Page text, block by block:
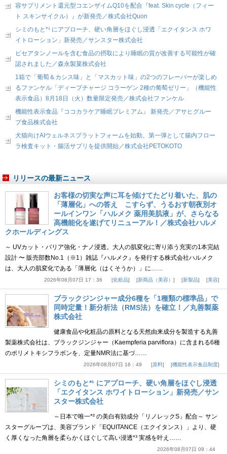
容サプリメント還元型コエンザイムQ10を配合『feat. Skin cycle（フィー
ト スキンサイクル）』が新発売／株式会社Quon
シミのもと*¹ にアプローチ、硬い角層をほぐし浸透「エクイタンス ホワ
イトローション」新発売／サンスター株式会社
ピセアタンノールを含む食品の摂取により睡眠の質が改善する可能性が確
認されました／森永製菓株式会社
1箱で「葡萄＆カシス味」と「マスカット味」の2つのフレーバーが楽しめ
るファンケル「ディープチャージ コラーゲン 2種の葡萄ゼリー」（機能性
表示食品）8月18日（火）数量限定発売／株式会社ファンケル
機能性表示食品『ココカラケア睡眠プレミアム』 新発売／アサヒグルー
プ食品株式会社
犬猫向けAIウェルネスプラットフォームを始動。第一弾として腸内フロー
ラ検査キット・腸活サプリを提供開始／株式会社PETOKOTO
リリースの最新ニュース
お客様の切実な声に耳を傾けてたどり着いた、肌の
「薄層化」への答え こすらず、うるおす朝夜別オ
ールインワン「ハルメク 薬用美肌液」が、さらなる
高機能化を遂げてリニューアル！／株式会社ハルメ
クホールディングス
～ UVカット・バリア強化・ナノ浸透。大人の肌変化に寄り添う充実の1本完結
設計 〜 販売部数No.1（※1）雑誌『ハルメク』を発行する株式会社ハルメク
は、大人の肌変化である「薄層化（はくそうか）」に……
2026年08月07日 17：36 化粧品 新商品（美容） 新製品 美容
ブラックジンジャー成分6種を「1種類の標準品」で
同時定量！新分析法（RMS法）を確立！／丸善製薬
株式会社
健康食品や化粧品の原料となる天然由来成分を製造する丸善
製薬株式会社は、ブラックジンジャー（Kaempferia parviflora）に含まれる6種
のポリメトキシフラボンを、定量NMR法に基づ……
2026年08月07日 16：49 原料 機能性表示食品制度
シミのもと*¹ にアプローチ、硬い角層をほぐし浸透
「エクイタンス ホワイトローション」新発売／サン
スター株式会社
～日本で唯一*² の美白有効成分「リノレックS」配合～ サン
スターグループは、美容ブランド「EQUITANCE（エクイタンス）」より、硬
く厚くなった角層を柔らかくほぐして高い浸透*³ 実感を叶え……
2026年08月07日 09：44